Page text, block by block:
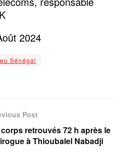
2024
Sénégal
Post
retrouvés 72 h après le
à Thioubalel Nabadji